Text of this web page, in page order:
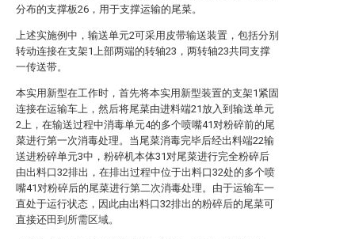
分布的支撑板26，用于支撑运输的尾菜。
上述实施例中，输送单元2可采用皮带输送装置，包括分别
转动连接在支架1上部两端的转轴23，两转轴23共同支撑
一传送带。
本实用新型在工作时，首先将本实用新型装置的支架1紧固
连接在运输车上，然后将尾菜由进料端21放入到输送单元
2上，在输送过程中消毒单元4的多个喷嘴41对粉碎前的尾
菜进行第一次消毒处理。当尾菜消毒完毕后经出料端22输
送进粉碎单元3中，粉碎机本体31对尾菜进行完全粉碎后
由出料口32排出，在排出过程中位于出料口32处的多个喷
嘴41对粉碎后的尾菜进行第二次消毒处理。由于运输车一
直处于运行状态，因此由出料口32排出的粉碎后的尾菜可
直接还田到所需区域。